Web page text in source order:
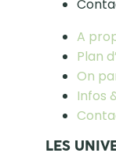
A
Plan
On
Infos
LES